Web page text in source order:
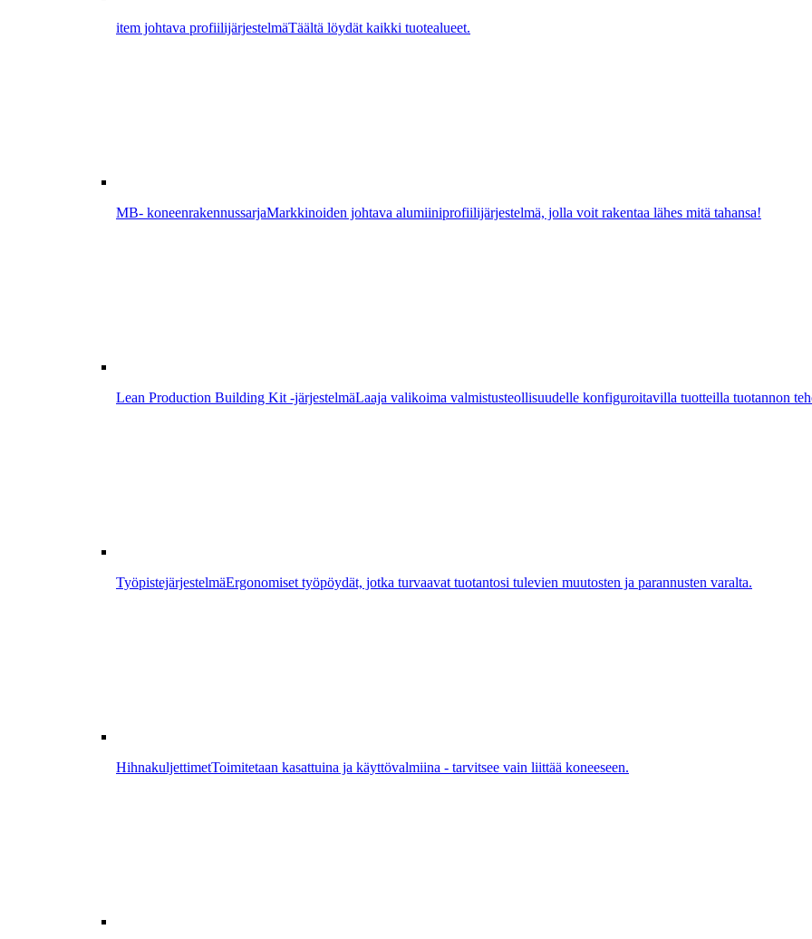
item johtava profiilijärjestelmäTäältä löydät kaikki tuotealueet.
MB- koneenrakennussarjaMarkkinoiden johtava alumiiniprofiilijärjestelmä, jolla voit rakentaa lähes mitä tahansa!
Lean Production Building Kit -järjestelmäLaaja valikoima valmistusteollisuudelle konfiguroitavilla tuotteilla tuotannon
TyöpistejärjestelmäErgonomiset työpöydät, jotka turvaavat tuotantosi tulevien muutosten ja parannusten varalta.
HihnakuljettimetToimitetaan kasattuina ja käyttövalmiina - tarvitsee vain liittää koneeseen.